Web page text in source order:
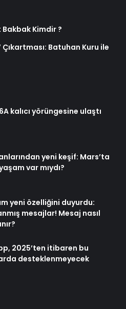
Bakbak Kimdir ?
Batuhan Kuru ile
kalıcı yörüngesine ulaştı
yeni keşif: Mars’ta
var mıydı?
yeni özelliğini duyurdu:
mesajlar! Mesaj nasıl
2025’ten itibaren bu
desteklenmeyecek